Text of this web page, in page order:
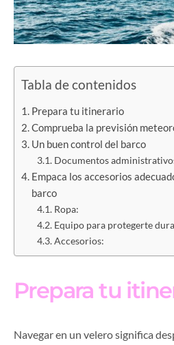
Tabla de contenidos
Prepara tu itinerario
Comprueba la previsión
Un buen control del barco
Documentos
Empaca los accesorios
barco
Ropa:
Equipo para protegerte
Accesorios:
Prepara tu
Navegar en un velero significa